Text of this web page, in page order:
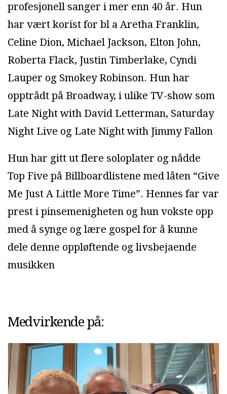
profesjonell sanger i mer enn 40 år. Hun
har vært korist for bl a Aretha Franklin,
Celine Dion, Michael Jackson, Elton John,
Roberta Flack, Justin Timberlake, Cyndi
Lauper og Smokey Robinson. Hun har
opptrådt på Broadway, i ulike TV-show som
Late Night with David Letterman, Saturday
Night Live og Late Night with Jimmy Fallon
Hun har gitt ut flere soloplater og nådde
Top Five på Billboardlistene med låten “Give
Me Just A Little More Time”. Hennes far var
prest i pinsemenigheten og hun vokste opp
med å synge og lære gospel for å kunne
dele denne oppløftende og livsbejaende
musikken
Medvirkende på: